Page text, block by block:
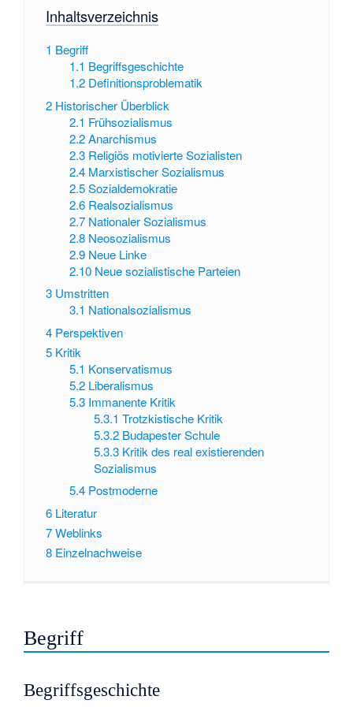
Inhaltsverzeichnis
1 Begriff
1.1 Begriffsgeschichte
1.2 Definitionsproblematik
2 Historischer Überblick
2.1 Frühsozialismus
2.2 Anarchismus
2.3 Religiös motivierte Sozialisten
2.4 Marxistischer Sozialismus
2.5 Sozialdemokratie
2.6 Realsozialismus
2.7 Nationaler Sozialismus
2.8 Neosozialismus
2.9 Neue Linke
2.10 Neue sozialistische Parteien
3 Umstritten
3.1 Nationalsozialismus
4 Perspektiven
5 Kritik
5.1 Konservatismus
5.2 Liberalismus
5.3 Immanente Kritik
5.3.1 Trotzkistische Kritik
5.3.2 Budapester Schule
5.3.3 Kritik des real existierenden
Sozialismus
5.4 Postmoderne
6 Literatur
7Weblinks
8 Einzelnachweise
Begriff
Begriffsgeschichte